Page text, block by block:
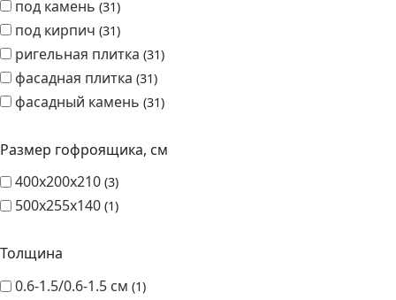
фасадный камень
Размер гофроящика, см
400х200х210
500х255х140
Толщина
0.6-1.5/0.6-1.5 см
0.7-1.7/0.7–1.7 см
1-1.2/1-1.2 см
1.0-1.3/1.0-1.3 см 2